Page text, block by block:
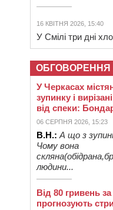
16 КВІТНЯ 2026, 15:40
У Смілі три дні
ОБГОВОРЕННЯ
У Черкасах
зупинку і
від спеки:
06 СЕРПНЯ 2026, 15:23
В.Н.: А що з
Чому вона
людини...
Від 80 гривень за
прогнозують